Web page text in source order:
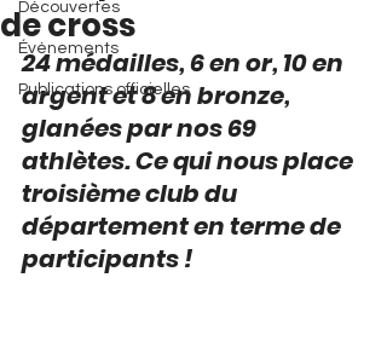
Découvertes
Événements
Publications officielles
de cross
24 médailles, 6 en or, 10 en
argent et 8 en bronze,
glanées par nos 69
athlètes. Ce qui nous place
troisième club du
département en terme de
participants !